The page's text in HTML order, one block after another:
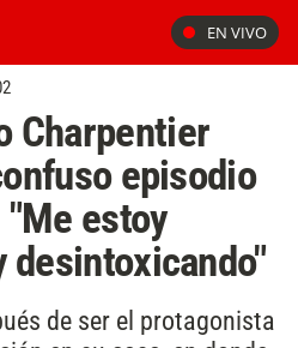
EN VIVO
Charpentier
episodio
estoy
desintoxicando"
de ser el protagonista